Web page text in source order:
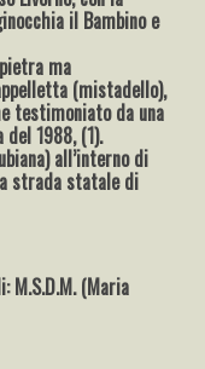
il Bambino e
ma
(mistadello),
testimoniato da una
1988, (1).
all’interno di
strada statale di
(Maria